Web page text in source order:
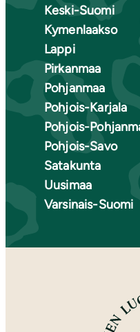
Keski-Suomi
Kymenlaakso
Lappi
Pirkanmaa
Pohjanmaa
Pohjois-Karjala
Pohjois-
Pohjois-Savo
Satakunta
Uusimaa
Varsinais-Suomi